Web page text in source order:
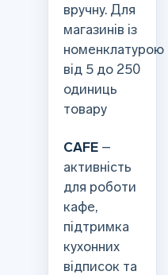
вручну. Для
магазинів із
номенклатурою
від 5 до 250
одиниць
товару
CAFE –
активність
для роботи
кафе,
підтримка
кухонних
відписок та